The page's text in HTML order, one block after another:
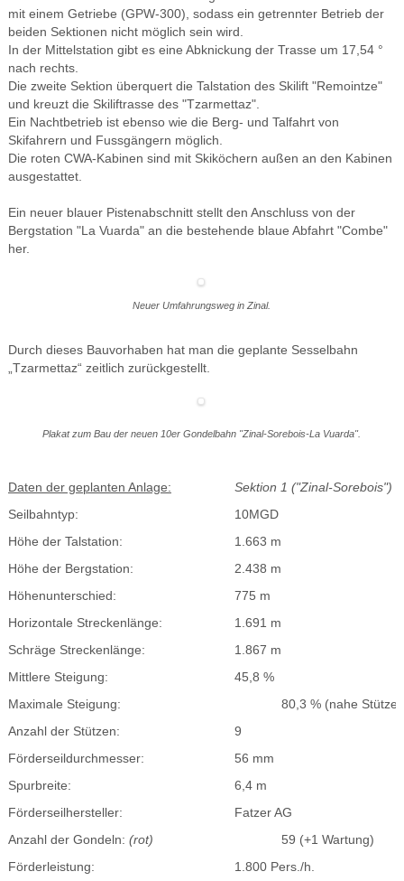
mit einem Getriebe (GPW-300), sodass ein getrennter Betrieb der
beiden Sektionen nicht möglich sein wird.
In der Mittelstation gibt es eine Abknickung der Trasse um 17,54 °
nach rechts.
Die zweite Sektion überquert die Talstation des Skilift "Remointze"
und kreuzt die Skiliftrasse des "Tzarmettaz".
Ein Nachtbetrieb ist ebenso wie die Berg- und Talfahrt von
Skifahrern und Fussgängern möglich.
Die roten CWA-Kabinen sind mit Skiköchern außen an den Kabinen
ausgestattet.
Ein neuer blauer Pistenabschnitt stellt den Anschluss von der
Bergstation "La Vuarda" an die bestehende blaue Abfahrt "Combe"
her.
Neuer Umfahrungsweg in Zinal.
Durch dieses Bauvorhaben hat man die geplante Sesselbahn
„Tzarmettaz“ zeitlich zurückgestellt.
Plakat zum Bau der neuen 10er Gondelbahn "Zinal-Sorebois-La Vuarda".
Daten der geplanten Anlage:
Sektion 1 ("Zinal-Sorebois")
Seilbahntyp:
10MGD
Höhe der Talstation:
1.663 m
Höhe der Bergstation:
2.438 m
Höhenunterschied:
775 m
Horizontale Streckenlänge:
1.691 m
Schräge Streckenlänge:
1.867 m
Mittlere Steigung:
45,8 %
Maximale Steigung:
80,3 % (nahe Stütze
Anzahl der Stützen:
9
Förderseildurchmesser:
56 mm
Spurbreite:
6,4 m
Förderseilhersteller:
Fatzer AG
Anzahl der Gondeln: (rot)
59 (+1 Wartung)
Förderleistung:
1.800 Pers./h.